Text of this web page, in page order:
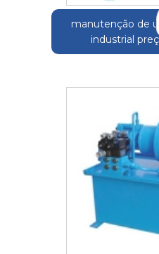
manutenção de
industrial